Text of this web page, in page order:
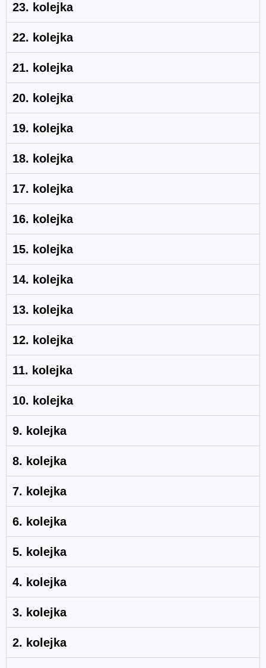
23. kolejka
22. kolejka
21. kolejka
20. kolejka
19. kolejka
18. kolejka
17. kolejka
16. kolejka
15. kolejka
14. kolejka
13. kolejka
12. kolejka
11. kolejka
10. kolejka
9. kolejka
8. kolejka
7. kolejka
6. kolejka
5. kolejka
4. kolejka
3. kolejka
2. kolejka